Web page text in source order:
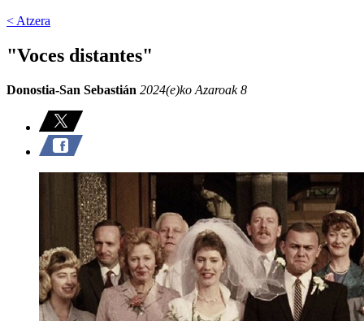
< Atzera
"Voces distantes"
Donostia-San Sebastián 2024(e)ko Azaroak 8